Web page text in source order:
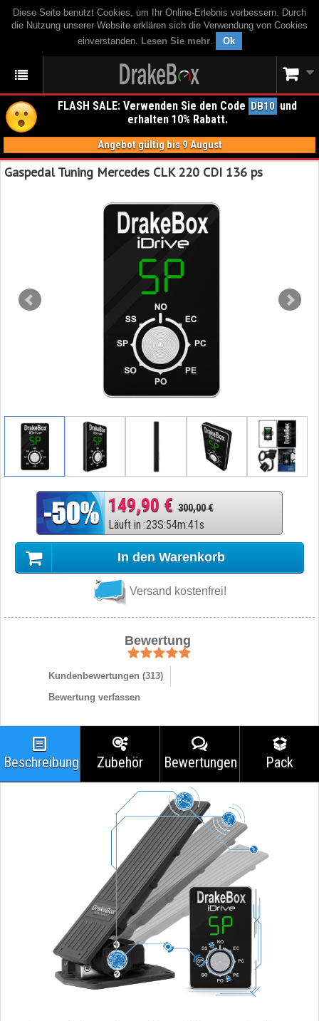
Diese Seite benutzt Cookies, um Ihr Online-Erlebnis verbessern. Durch
die Nutzung unserer Website erklären sich die Verwendung von Cookies
einverstanden. Lesen Sie mehr. Ok
FLASH SALE: Verwenden Sie den Code DB10 und
erhalten 10% Rabatt.
Angebot gültig bis 9 August
Gaspedal Tuning Mercedes CLK 220 CDI 136 ps
149,90 € 300,00 €
Läuft in :23S:54m:40s
In den Warenkorb
Versand kostenfrei!
Bewertung
Kundenbewertungen (313)
Bewertung verfassen
Beschreibung Zubehör Bewertungen Pack